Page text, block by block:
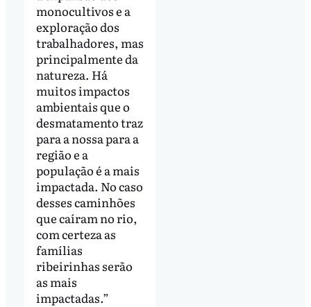
monocultivos e a
exploração dos
trabalhadores, mas
principalmente da
natureza. Há
muitos impactos
ambientais que o
desmatamento traz
para a nossa para a
região e a
população é a mais
impactada. No caso
desses caminhões
que caíram no rio,
com certeza as
famílias
ribeirinhas serão
as mais
impactadas.”